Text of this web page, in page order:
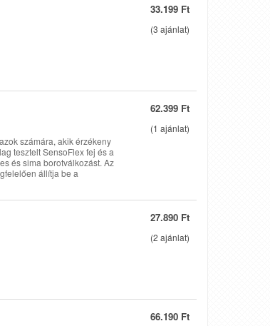
33.199 Ft
(3 ajánlat)
62.399 Ft
(1 ajánlat)
számára, akik érzékeny
tesztelt SensoFlex fej és a
és sima borotválkozást. Az
állítja be a
27.890 Ft
(2 ajánlat)
66.190 Ft